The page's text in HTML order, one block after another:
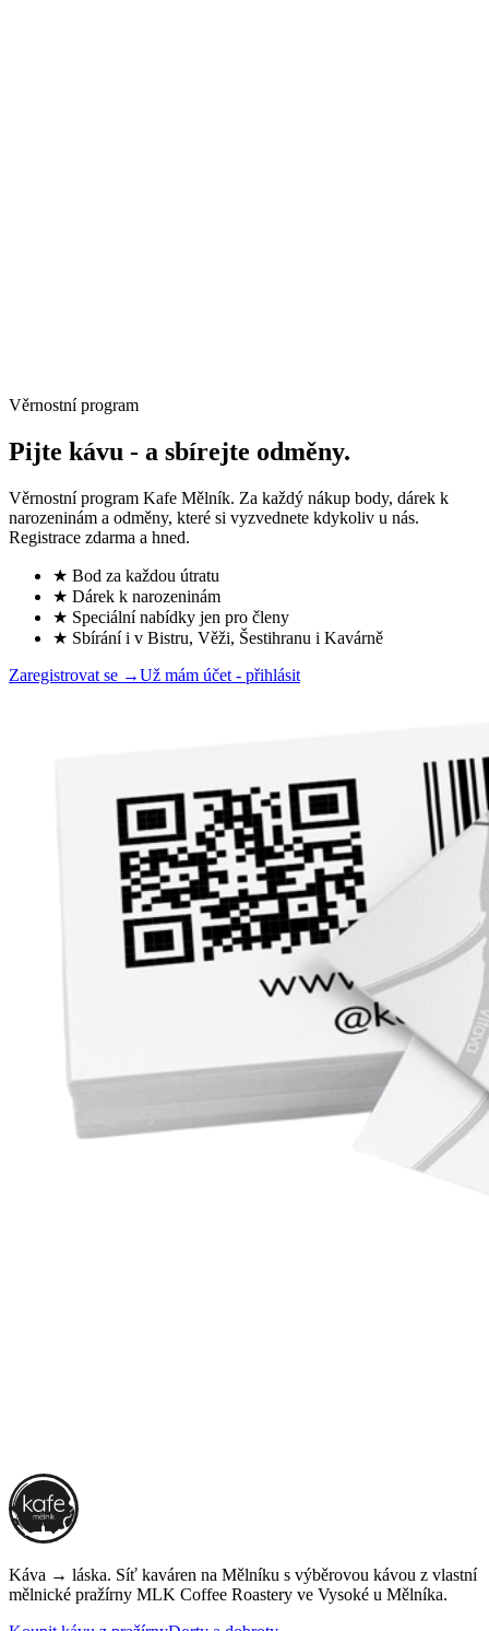
→
Věrnostní program
Pijte kávu - a sbírejte odměny.
Věrnostní program Kafe Mělník. Za každý nákup body, dárek k
narozeninám a odměny, které si vyzvednete kdykoliv u nás.
Registrace zdarma a hned.
★ Bod za každou útratu
★ Dárek k narozeninám
★ Speciální nabídky jen pro členy
★ Sbírání i v Bistru, Věži, Šestihranu i Kavárně
Zaregistrovat se →Už mám účet - přihlásit
Káva → láska. Síť kaváren na Mělníku s výběrovou kávou z vlastní
mělnické pražírny MLK Coffee Roastery ve Vysoké u Mělníka.